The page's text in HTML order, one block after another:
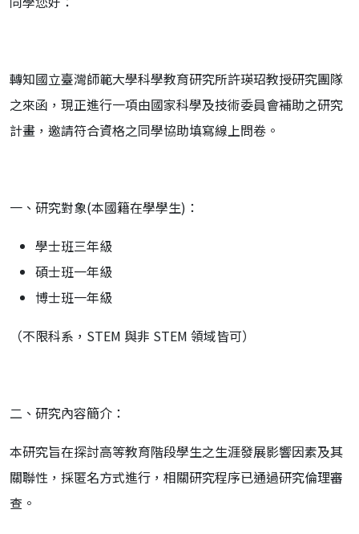
轉知國立臺灣師範大學科學教育研究所許瑛玿教授研究團隊
之來函，現正進行一項由國家科學及技術委員會補助之研究
計畫，邀請符合資格之同學協助填寫線上問卷。
一、研究對象(本國籍在學學生)：
學士班三年級
碩士班一年級
博士班一年級
（不限科系，STEM 與非 STEM 領域皆可）
二、研究內容簡介：
本研究旨在探討高等教育階段學生之生涯發展影響因素及其
關聯性，採匿名方式進行，相關研究程序已通過研究倫理審
查。